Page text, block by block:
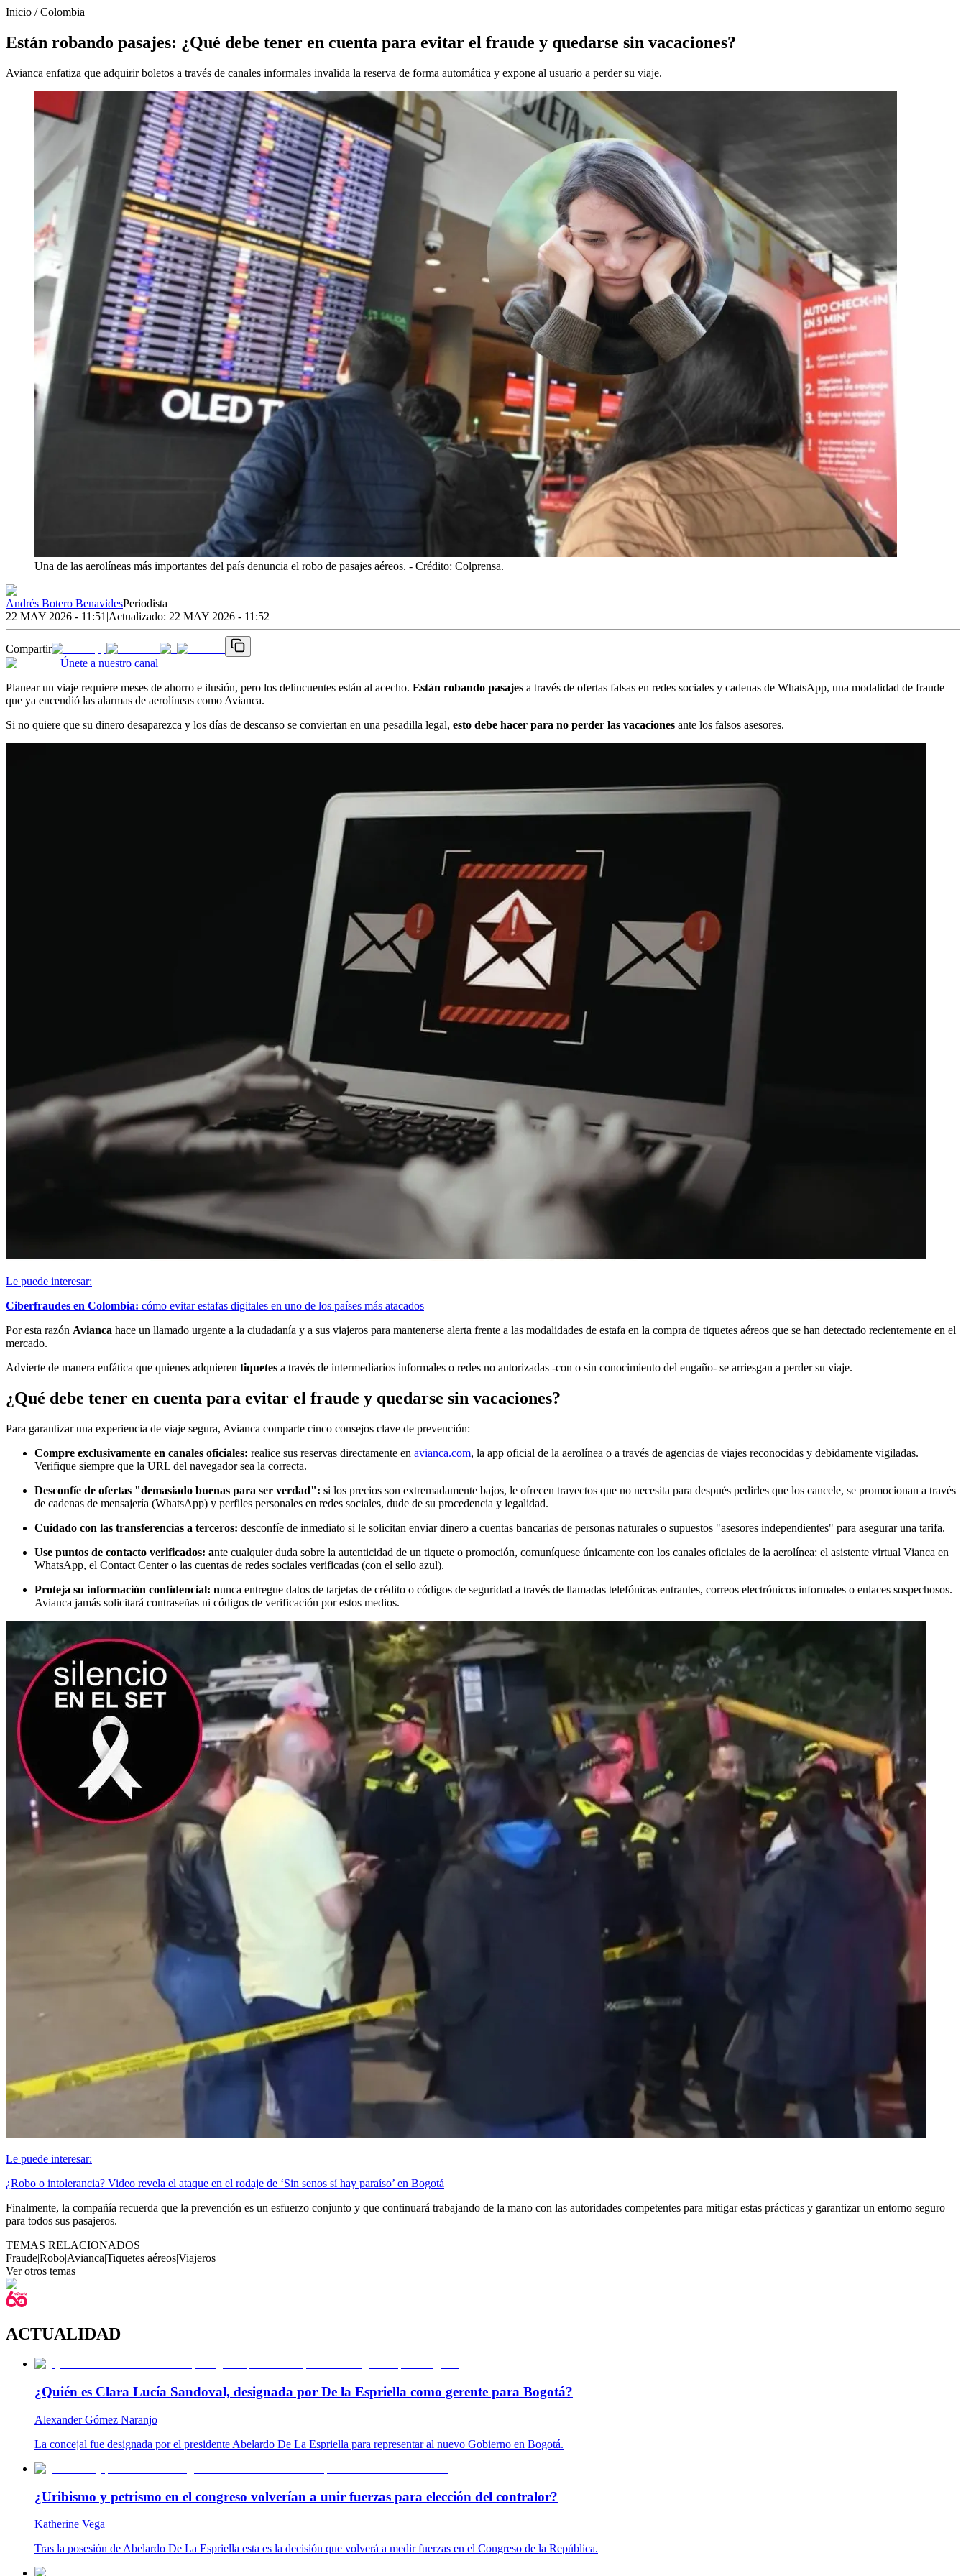
Inicio /Colombia
Están robando pasajes: ¿Qué debe tener en cuenta para evitar el fraude y quedarse sin vacaciones?
Avianca enfatiza que adquirir boletos a través de canales informales invalida la reserva de forma automática y expone al usuario a perder su viaje.
Una de las aerolíneas más importantes del país denuncia el robo de pasajes aéreos. - Crédito: Colprensa.
Andrés Botero BenavidesPeriodista
22 MAY 2026 - 11:51 |Actualizado: 22 MAY 2026 - 11:52
Compartir
Únete a nuestro canal
Planear un viaje requiere meses de ahorro e ilusión, pero los delincuentes están al acecho. Están robando pasajes a través de ofertas falsas en redes sociales y cadenas de WhatsApp, una modalidad de fraude
que ya encendió las alarmas de aerolíneas como Avianca.
Si no quiere que su dinero desaparezca y los días de descanso se conviertan en una pesadilla legal, esto debe hacer para no perder las vacaciones ante los falsos asesores.
Le puede interesar:
Ciberfraudes en Colombia: cómo evitar estafas digitales en uno de los países más atacados
Por esta razón Avianca hace un llamado urgente a la ciudadanía y a sus viajeros para mantenerse alerta frente a las modalidades de estafa en la compra de tiquetes aéreos que se han detectado recientemente en el
mercado.
Advierte de manera enfática que quienes adquieren tiquetes a través de intermediarios informales o redes no autorizadas -con o sin conocimiento del engaño- se arriesgan a perder su viaje.
¿Qué debe tener en cuenta para evitar el fraude y quedarse sin vacaciones?
Para garantizar una experiencia de viaje segura, Avianca comparte cinco consejos clave de prevención:
Compre exclusivamente en canales oficiales: realice sus reservas directamente en avianca.com, la app oficial de la aerolínea o a través de agencias de viajes reconocidas y debidamente vigiladas.
Verifique siempre que la URL del navegador sea la correcta.
Desconfíe de ofertas "demasiado buenas para ser verdad": si los precios son extremadamente bajos, le ofrecen trayectos que no necesita para después pedirles que los cancele, se promocionan a través
de cadenas de mensajería (WhatsApp) y perfiles personales en redes sociales, dude de su procedencia y legalidad.
Cuidado con las transferencias a terceros: desconfíe de inmediato si le solicitan enviar dinero a cuentas bancarias de personas naturales o supuestos "asesores independientes" para asegurar una tarifa.
Use puntos de contacto verificados: ante cualquier duda sobre la autenticidad de un tiquete o promoción, comuníquese únicamente con los canales oficiales de la aerolínea: el asistente virtual Vianca en
WhatsApp, el Contact Center o las cuentas de redes sociales verificadas (con el sello azul).
Proteja su información confidencial: nunca entregue datos de tarjetas de crédito o códigos de seguridad a través de llamadas telefónicas entrantes, correos electrónicos informales o enlaces sospechosos.
Avianca jamás solicitará contraseñas ni códigos de verificación por estos medios.
Le puede interesar:
¿Robo o intolerancia? Video revela el ataque en el rodaje de ‘Sin senos sí hay paraíso’ en Bogotá
Finalmente, la compañía recuerda que la prevención es un esfuerzo conjunto y que continuará trabajando de la mano con las autoridades competentes para mitigar estas prácticas y garantizar un entorno seguro
para todos sus pasajeros.
TEMAS RELACIONADOS
Fraude|Robo|Avianca|Tiquetes aéreos|Viajeros
Ver otros temas
ACTUALIDAD
¿Quién es Clara Lucía Sandoval, designada por De la Espriella como gerente para Bogotá?
Alexander Gómez Naranjo
La concejal fue designada por el presidente Abelardo De La Espriella para representar al nuevo Gobierno en Bogotá.
¿Uribismo y petrismo en el congreso volverían a unir fuerzas para elección del contralor?
Katherine Vega
Tras la posesión de Abelardo De La Espriella esta es la decisión que volverá a medir fuerzas en el Congreso de la República.